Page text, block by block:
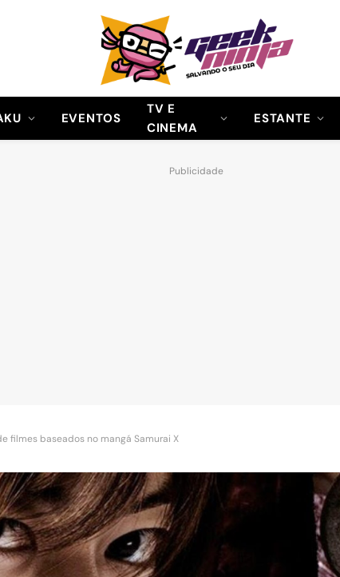
EVENTOS
TV E
CINEMA
ESTANTE
Publicidade
filmes baseados no mangá Samurai X